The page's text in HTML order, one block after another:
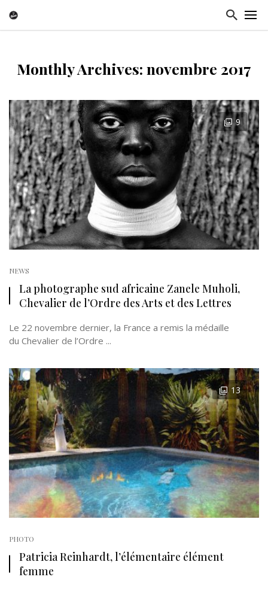
Monthly Archives: novembre 2017
9
NEWS
La photographe sud africaine Zanele Muholi,
Chevalier de l’Ordre des Arts et des Lettres
Le 22 novembre dernier, la France a remis la médaille
du Chevalier de l’Ordre ...
13
PHOTO
Patricia Reinhardt, l’élémentaire élément
femme